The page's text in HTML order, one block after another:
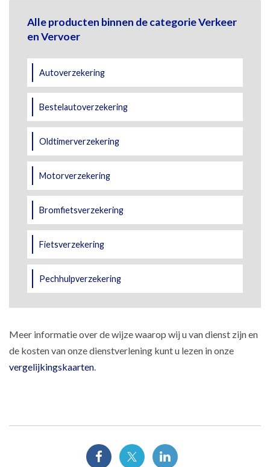
Alle producten binnen de categorie Verkeer
en Vervoer
Autoverzekering
Bestelautoverzekering
Oldtimerverzekering
Motorverzekering
Bromfietsverzekering
Fietsverzekering
Pechhulpverzekering
Meer informatie over de wijze waarop wij u van dienst zijn en
de kosten van onze dienstverlening kunt u lezen in onze
vergelijkingskaarten